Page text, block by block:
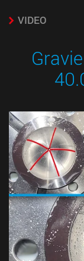
VIDEO